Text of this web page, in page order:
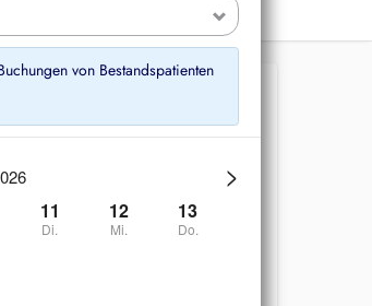
von Bestandspatienten
>
11
Di.
12
Mi.
13
Do.